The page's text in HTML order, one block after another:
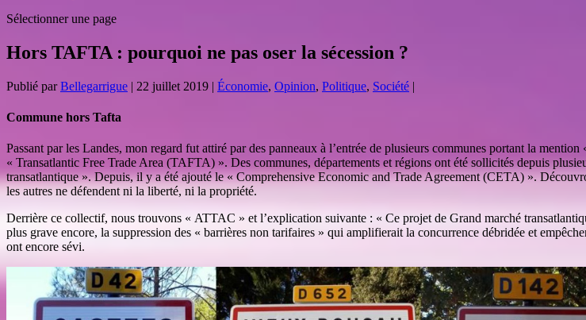
Sélectionner une page
Hors TAFTA : pourquoi ne pas oser la sécession ?
Publié parBellegarrigue | 22 juillet 2019 | Économie, Opinion, Politique, Société |
Commune hors Tafta
Passant par les Landes, mon regard fut attiré par des panneaux à l’entrée de plusieurs communes portant la
« Transatlantic Free Trade Area (TAFTA) ». Des communes, départements et régions ont été sollicités depuis
transatlantique ». Depuis, il y a été ajouté le « Comprehensive Economic and Trade Agreement (CETA) ».
les autres ne défendent ni la liberté, ni la propriété.
Derrière ce collectif, nous trouvons « ATTAC » et l’explication suivante : « Ce projet de Grand marché
plus grave encore, la suppression des « barrières non tarifaires » qui amplifierait la concurrence débridée et
ont encore sévi.